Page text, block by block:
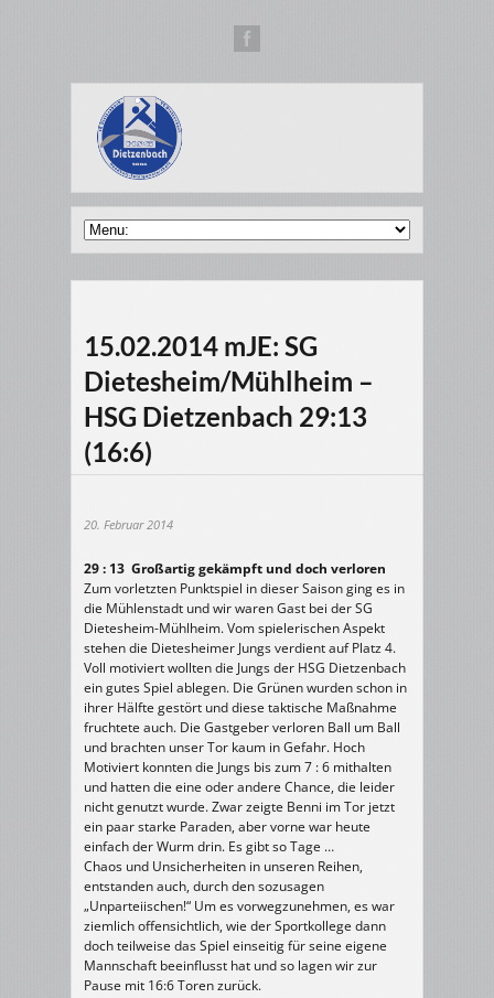
15.02.2014 mJE: SG
Dietesheim/Mühlheim –
HSG Dietzenbach 29:13
(16:6)
20. Februar 2014
29 : 13 Großartig gekämpft und doch verloren
Zum vorletzten Punktspiel in dieser Saison ging es in
die Mühlenstadt und wir waren Gast bei der SG
Dietesheim-Mühlheim. Vom spielerischen Aspekt
stehen die Dietesheimer Jungs verdient auf Platz 4.
Voll motiviert wollten die Jungs der HSG Dietzenbach
ein gutes Spiel ablegen. Die Grünen wurden schon in
ihrer Hälfte gestört und diese taktische Maßnahme
fruchtete auch. Die Gastgeber verloren Ball um Ball
und brachten unser Tor kaum in Gefahr. Hoch
Motiviert konnten die Jungs bis zum 7 : 6 mithalten
und hatten die eine oder andere Chance, die leider
nicht genutzt wurde. Zwar zeigte Benni im Tor jetzt
ein paar starke Paraden, aber vorne war heute
einfach der Wurm drin. Es gibt so Tage …
Chaos und Unsicherheiten in unseren Reihen,
entstanden auch, durch den sozusagen
„Unparteiischen!“ Um es vorwegzunehmen, es war
ziemlich offensichtlich, wie der Sportkollege dann
doch teilweise das Spiel einseitig für seine eigene
Mannschaft beeinflusst hat und so lagen wir zur
Pause mit 16:6 Toren zurück.